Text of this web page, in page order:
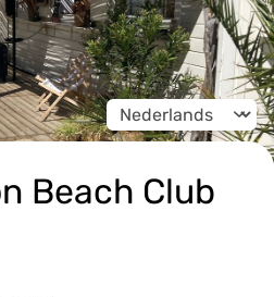
Change language
Beach Club